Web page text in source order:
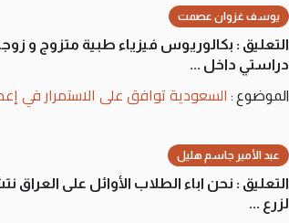
يوسف غزوان عصمت
التعليق : بكالوريوس فيزياء طبية متزوج و
دراستي داخل ...
الموضوع : السعودية توافق على الاستمرار في إعطاء 100 منحة دراسية للطلبة العراقيين في
عبد الأمير جاسم هليل
التعليق : نحن اباء الطلاب الأوائل على
لزرع ...